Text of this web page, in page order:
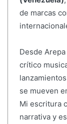
de marcas
Desde
crítico
se mueven
Mi escritura
narrativa y